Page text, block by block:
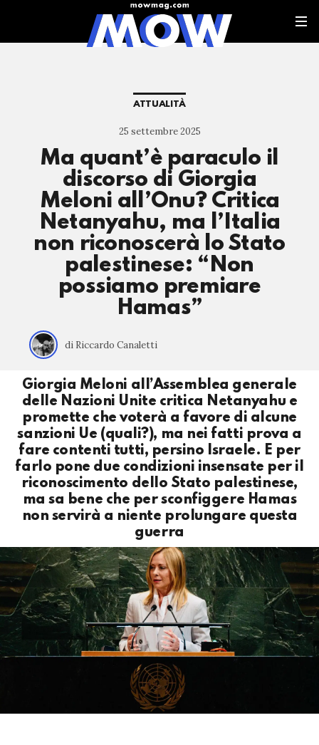
ATTUALITÀ
25 settembre 2025
⁠Ma quant’è paraculo il
discorso di Giorgia
Meloni all’Onu? Critica
Netanyahu, ma l’Italia
non riconoscerà lo Stato
palestinese: “Non
possiamo premiare
Hamas”
di Riccardo Canaletti
Giorgia Meloni all’Assemblea generale
delle Nazioni Unite critica Netanyahu e
promette che voterà a favore di alcune
sanzioni Ue (quali?), ma nei fatti prova a
fare contenti tutti, persino Israele. E per
farlo pone due condizioni insensate per il
riconoscimento dello Stato palestinese,
ma sa bene che per sconfiggere Hamas
non servirà a niente prolungare questa
guerra